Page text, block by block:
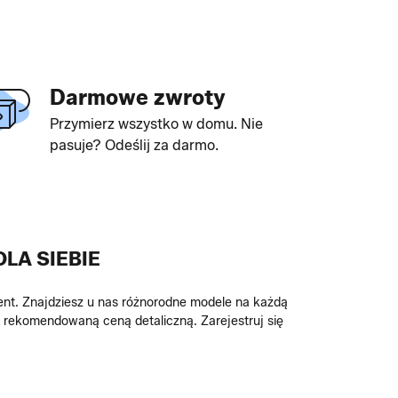
Darmowe zwroty
Przymierz wszystko w domu. Nie
pasuje? Odeślij za darmo.
SIEBIE
Znajdziesz u nas różnorodne modele na każdą
ceną detaliczną. Zarejestruj się